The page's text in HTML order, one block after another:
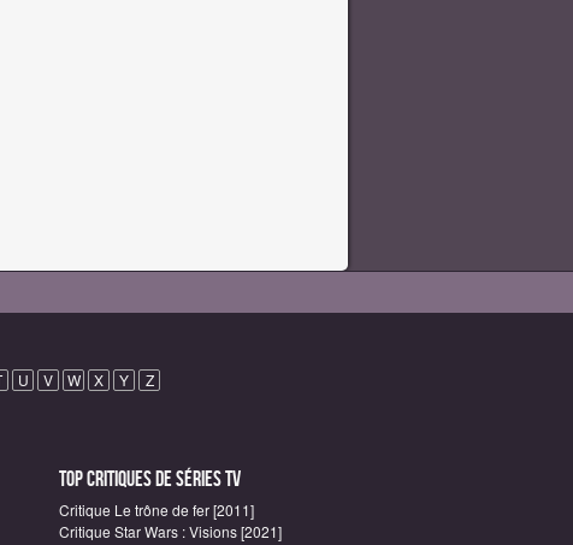
U V W X Y Z
Top critiques de Séries TV
Critique Le trône de fer [2011]
Critique Star Wars : Visions [2021]